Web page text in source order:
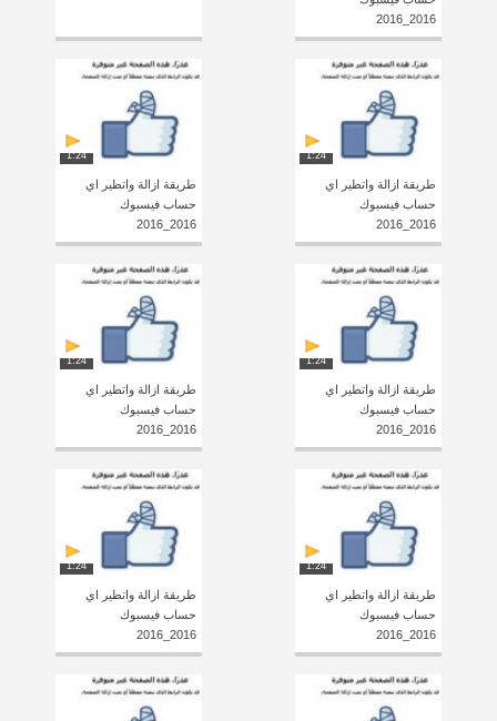
2016_2016
1:24
طريقة ازالة واتطير اي
حساب فيسبوك
2016_2016
1:24
طريقة ازالة واتطير اي
حساب فيسبوك
2016_2016
1:24
طريقة ازالة واتطير اي
حساب فيسبوك
2016_2016
1:24
طريقة ازالة واتطير اي
حساب فيسبوك
2016_2016
1:24
طريقة ازالة واتطير اي
حساب فيسبوك
2016_2016
1:24
طريقة ازالة واتطير اي
حساب فيسبوك
2016_2016